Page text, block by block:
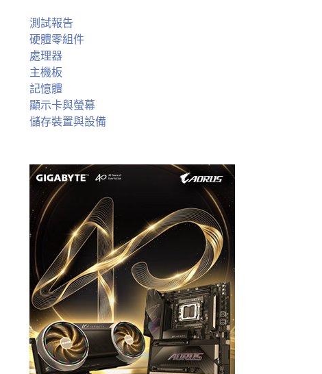
測試報告
硬體零組件
處理器
主機板
記憶體
顯示卡與螢幕
儲存裝置與設備